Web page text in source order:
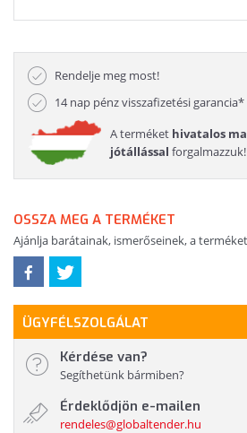
Rendelje meg most!
14 nap pénz visszafizetési garancia*
A terméket hivatalos
jótállással forgalmazzuk!
OSSZA MEG A TERMÉKET
Ajánlja barátainak, ismerőseinek, a
ÜGYFÉLSZOLGÁLAT
Kérdése van?
Segíthetünk bármiben?
Érdeklődjön e-mailen
rendeles@globaltender.hu